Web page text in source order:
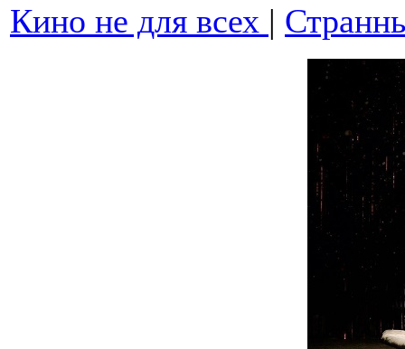
Кино не для всех |